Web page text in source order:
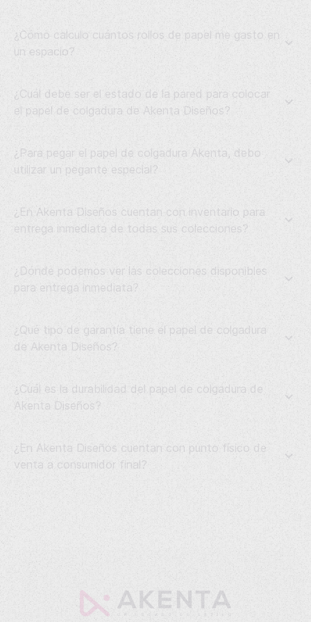
¿Cómo calculo cuántos rollos de papel me gasto en
un espacio?
¿Cuál debe ser el estado de la pared para colocar
el papel de colgadura de Akenta Diseños?
¿Para pegar el papel de colgadura Akenta, debo
utilizar un pegante especial?
¿En Akenta Diseños cuentan con inventario para
entrega inmediata de todas sus colecciones?
¿Dónde podemos ver las colecciones disponibles
para entrega inmediata?
¿Qué tipo de garantía tiene el papel de colgadura
de Akenta Diseños?
¿Cuál es la durabilidad del papel de colgadura de
Akenta Diseños?
¿En Akenta Diseños cuentan con punto físico de
venta a consumidor final?